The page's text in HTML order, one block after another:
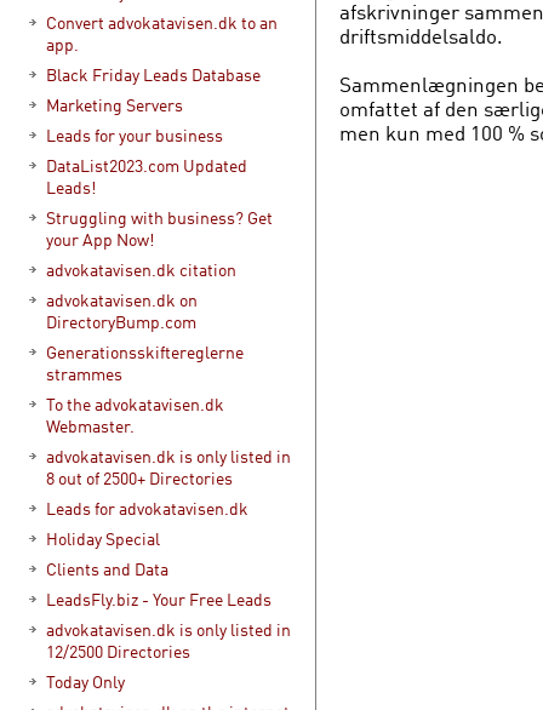
Convert advokatavisen.dk to an
app.
Black Friday Leads Database
Marketing Servers
Leads for your business
DataList2023.com Updated
Leads!
Struggling with business? Get
your App Now!
advokatavisen.dk citation
advokatavisen.dk on
DirectoryBump.com
Generationsskiftereglerne
strammes
To the advokatavisen.dk
Webmaster.
advokatavisen.dk is only listed in
8 out of 2500+ Directories
Leads for advokatavisen.dk
Holiday Special
Clients and Data
LeadsFly.biz - Your Free Leads
advokatavisen.dk is only listed in
12/2500 Directories
Today Only
afskrivninger
driftsmiddelsaldo.
Sammenlægningen
omfattet af den
men kun med 100 %